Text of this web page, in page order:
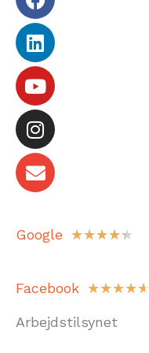
Google ★★★★★
Facebook ☆☆☆☆☆
Arbejdstilsynet